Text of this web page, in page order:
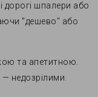
дорогі шпалери або
"дешево" або
та апетитною.
недозрілими.